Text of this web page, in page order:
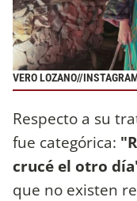
VERO LOZANO//
Respecto a su
fue categórica:
crucé el otro
que no existen